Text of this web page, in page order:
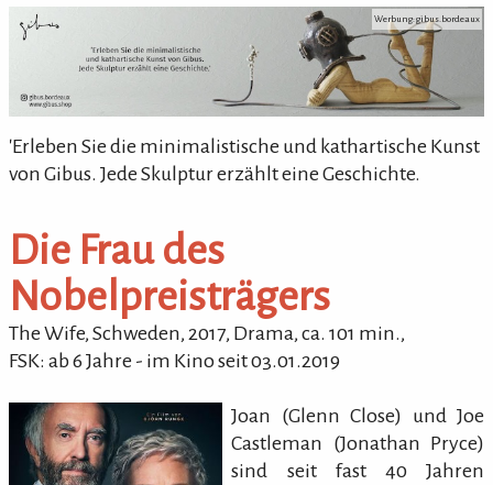
gibus.bordeaux Werbung: gibus.bordeaux
'Erleben Sie die minimalistische und kathartische Kunst
von Gibus. Jede Skulptur erzählt eine Geschichte.
Die Frau des
Nobelpreisträgers
The Wife, Schweden, 2017, Drama, ca. 101 min.,
FSK: ab 6 Jahre - im Kino seit 03.01.2019
Joan (Glenn Close) und Joe
Castleman (Jonathan Pryce)
sind seit fast 40 Jahren